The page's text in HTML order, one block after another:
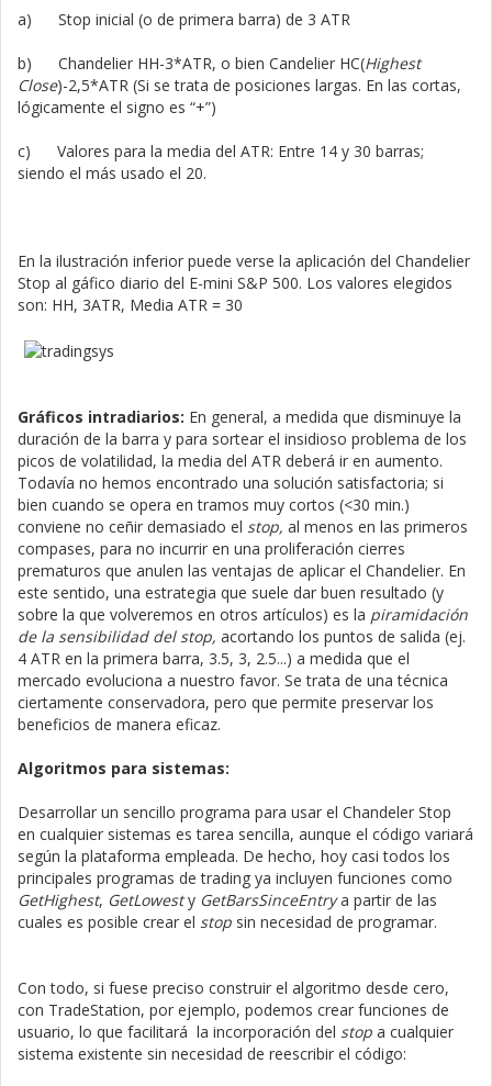
a) Stop inicial (o de primera barra) de 3 ATR
b) Chandelier HH-3*ATR, o bien Candelier HC(Highest
Close)-2,5*ATR (Si se trata de posiciones largas. En las cortas,
lógicamente el signo es “+”)
c) Valores para la media del ATR: Entre 14 y 30 barras;
siendo el más usado el 20.
En la ilustración inferior puede verse la aplicación del Chandelier
Stop al gáfico diario del E-mini S&P 500. Los valores elegidos
son: HH, 3ATR, Media ATR = 30
Gráficos intradiarios: En general, a medida que disminuye la
duración de la barra y para sortear el insidioso problema de los
picos de volatilidad, la media del ATR deberá ir en aumento.
Todavía no hemos encontrado una solución satisfactoria; si
bien cuando se opera en tramos muy cortos (<30 min.)
conviene no ceñir demasiado el stop, al menos en las primeros
compases, para no incurrir en una proliferación cierres
prematuros que anulen las ventajas de aplicar el Chandelier. En
este sentido, una estrategia que suele dar buen resultado (y
sobre la que volveremos en otros artículos) es la piramidación
de la sensibilidad del stop, acortando los puntos de salida (ej.
4 ATR en la primera barra, 3.5, 3, 2.5...) a medida que el
mercado evoluciona a nuestro favor. Se trata de una técnica
ciertamente conservadora, pero que permite preservar los
beneficios de manera eficaz.
Algoritmos para sistemas:
Desarrollar un sencillo programa para usar el Chandeler Stop
en cualquier sistemas es tarea sencilla, aunque el código variará
según la plataforma empleada. De hecho, hoy casi todos los
principales programas de trading ya incluyen funciones como
GetHighest, GetLowesty GetBarsSinceEntrya partir de las
cuales es posible crear el stop sin necesidad de programar.
Con todo, si fuese preciso construir el algoritmo desde cero,
con TradeStation, por ejemplo, podemos crear funciones de
usuario, lo que facilitará la incorporación del stop a cualquier
sistema existente sin necesidad de reescribir el código: